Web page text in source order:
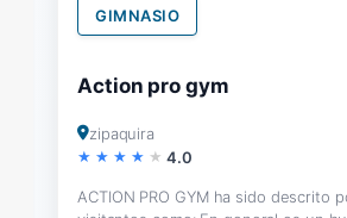
GIMNASIO
Action pro gym
zipaquira
4.0
ACTION PRO GYM ha sido descrito